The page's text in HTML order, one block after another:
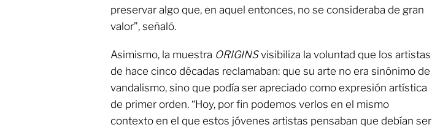
preservar algo que, en aquel entonces, no se consideraba de gran
valor”, señaló.
Asimismo, la muestra ORIGINSvisibiliza la voluntad que los artistas
de hace cinco décadas reclamaban: que su arte no era sinónimo de
vandalismo, sino que podía ser apreciado como expresión artística
de primer orden. “Hoy, por fin podemos verlos en el mismo
contexto en el que estos jóvenes artistas pensaban que debían ser